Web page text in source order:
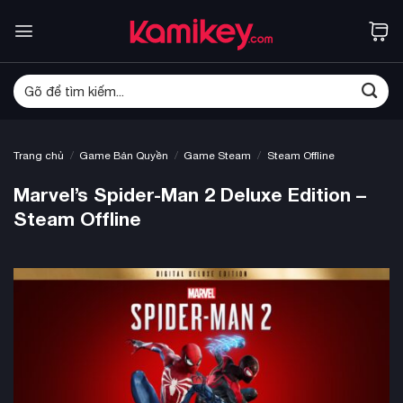
qua
dung
Tìm
kiếm:
Trang chủ / Game Bản Quyền / Game Steam / Steam Offline
Marvel’s Spider-Man 2 Deluxe Edition –
Steam Offline